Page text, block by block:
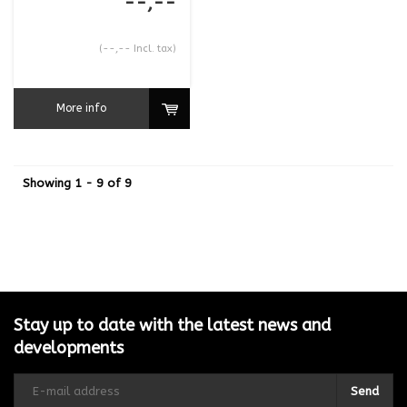
(--,-- Incl. tax)
More info
Showing 1 - 9 of 9
Stay up to date with the latest news and
developments
Send